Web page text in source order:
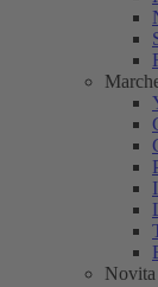
Novita